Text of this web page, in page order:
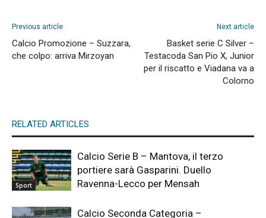
Previous article
Calcio Promozione – Suzzara,
che colpo: arriva Mirzoyan
Next article
Basket serie C Silver –
Testacoda San Pio X, Junior
per il riscatto e Viadana va a
Colorno
RELATED ARTICLES
Sport
Calcio Serie B – Mantova, il terzo
portiere sarà Gasparini. Duello
Ravenna-Lecco per Mensah
Calcio Seconda Categoria –